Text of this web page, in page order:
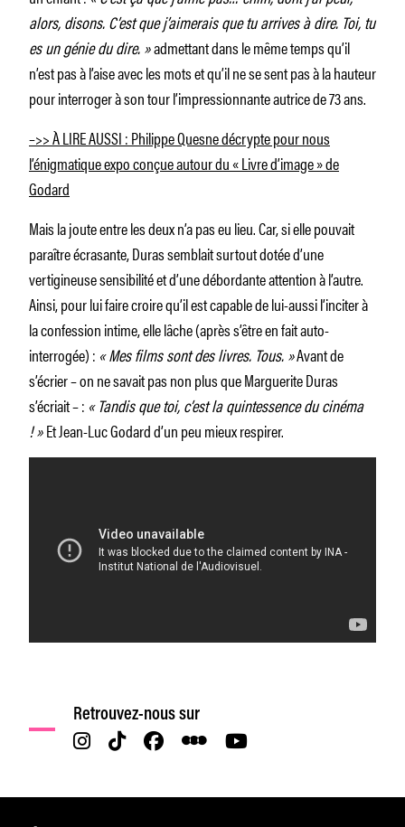
alors, disons. C’est que j’aimerais que tu arrives à dire. Toi, tu
es un génie du dire. »admettant dans le même temps qu’il
n’est pas à l’aise avec les mots et qu’il ne se sent pas à la hauteur
pour interroger à son tour l’impressionnante autrice de 73 ans.
–>> À LIRE AUSSI : Philippe Quesne décrypte pour nous
l’énigmatique expo conçue autour du « Livre d’image » de
Godard
Mais la joute entre les deux n’a pas eu lieu. Car, si elle pouvait
paraître écrasante, Duras semblait surtout dotée d’une
vertigineuse sensibilité et d’une débordante attention à l’autre.
Ainsi, pour lui faire croire qu’il est capable de lui-aussi l’inciter à
la confession intime, elle lâche (après s’être en fait auto-
interrogée) : « Mes films sont des livres. Tous. »Avant de
s’écrier – on ne savait pas non plus que Marguerite Duras
s’écriait – : « Tandis que toi, c’est la quintessence du cinéma
! »Et Jean-Luc Godard d’un peu mieux respirer.
Retrouvez-nous sur